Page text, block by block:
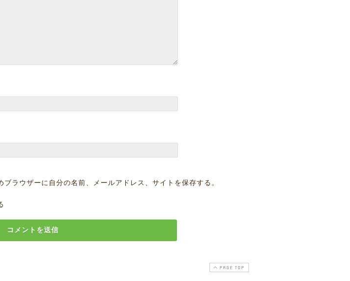
ラウザーに自分の名前、メールアドレス、サイトを保存する。
PAGE TOP